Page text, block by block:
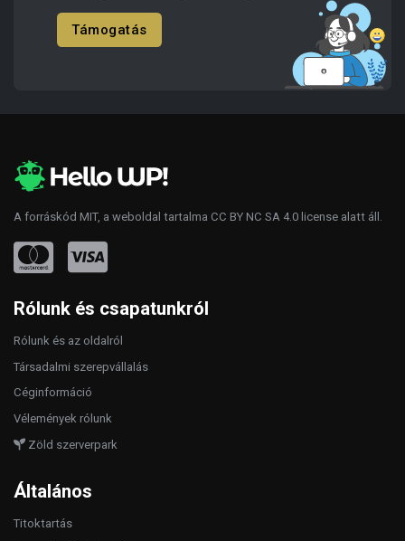
Támogatás
A forráskód MIT, a weboldal tartalma CC BY NC SA 4.0 license alatt áll.
Rólunk és csapatunkról
Rólunk és az oldalról
Társadalmi szerepvállalás
Céginformáció
Vélemények rólunk
Zöld szerverpark
Általános
Titoktartás